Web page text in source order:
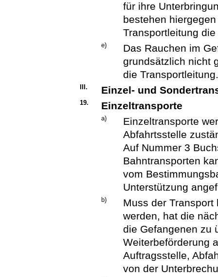
für ihre
bestehen
Transportleitung
e)
Das Rauchen im
grundsätzlich nicht
die
III. Einzel- und
19. Einzeltransporte
a)
Einzeltransporte
Abfahrtsstelle
Auf Nummer 3
Bahntransporten
vom
Unterstützung
b)
Muss der
werden, hat die
die Gefangenen zu
Weiterbeförderung
Auftragsstelle,
von der